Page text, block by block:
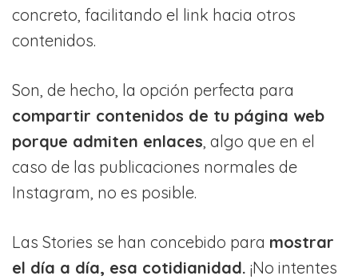
concreto, facilitando el link hacia otros
contenidos.
Son, de hecho, la opción perfecta para
compartir contenidos de tu página web
porque admiten enlaces , algo que en el
caso de las publicaciones normales de
Instagram, no es posible.
Las Stories se han concebido para mostrar
el día a día, esa cotidianidad. ¡No intentes